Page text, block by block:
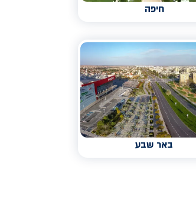
חיפה
באר שבע